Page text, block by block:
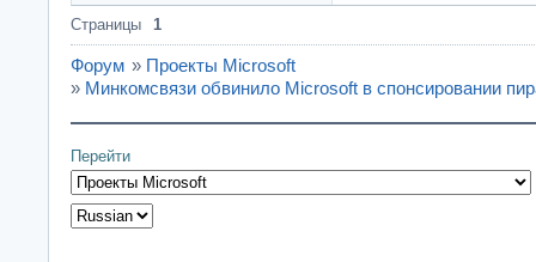
Страницы 1
Форум » Проекты Microsoft
» Минкомсвязи обвинило Microsoft в спонсировании
Перейти